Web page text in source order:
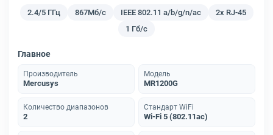
2.4/5 ГГц 867Мб/с IEEE 802.11 a/b/g/n/ac
2x RJ-45
1 Гб/с
Главное
Производитель
Mercusys
Модель
MR1200G
Количество диапазонов
2
Стандарт WiFi
Wi-Fi 5 (802.11ac)